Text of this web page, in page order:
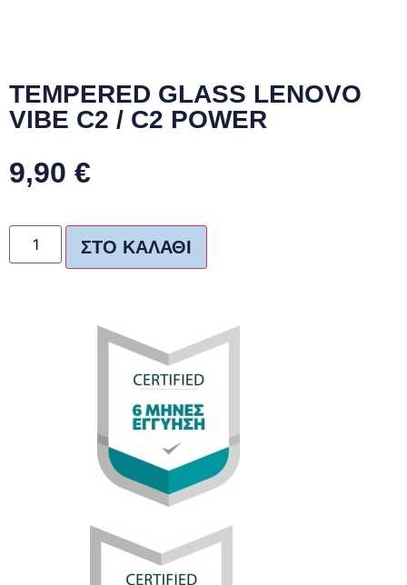
TEMPERED GLASS LENOVO
VIBE C2 / C2 POWER
9,90 €
ΣΤΟ ΚΑΛΆΘΙ